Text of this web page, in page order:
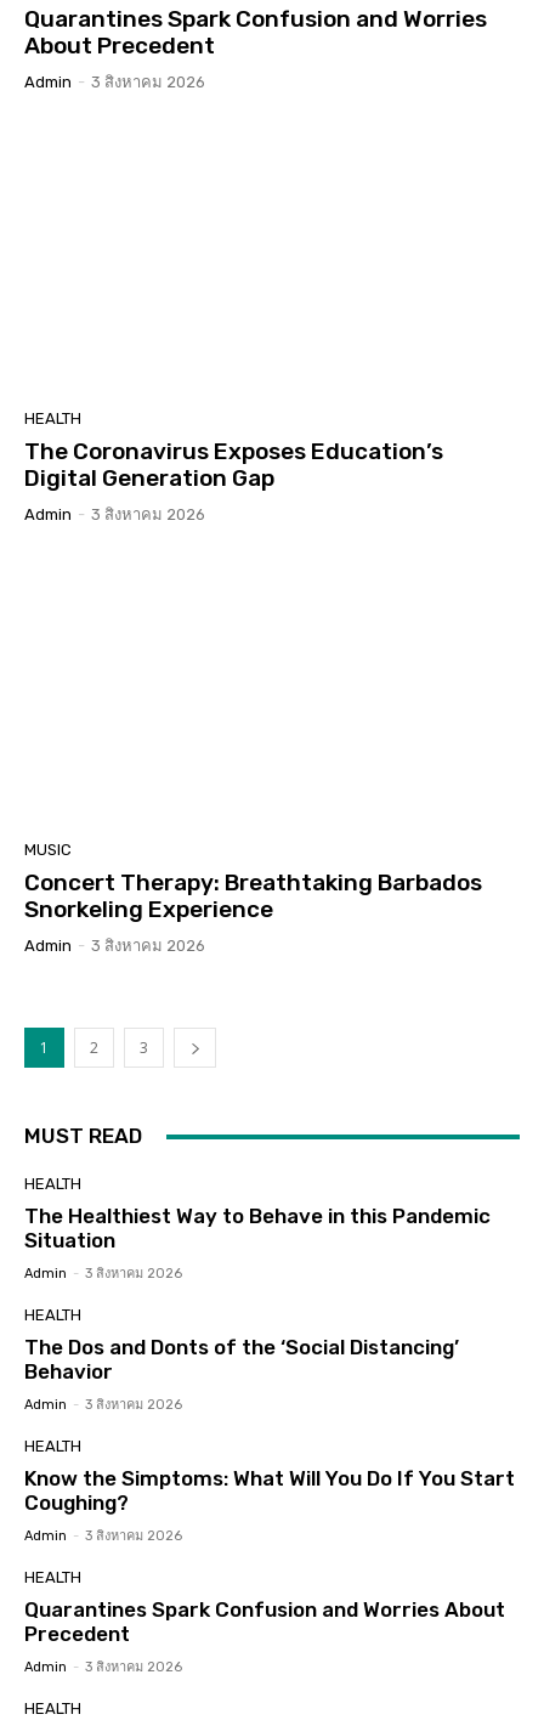
Quarantines Spark Confusion and Worries
About Precedent
Admin - 3 สิงหาคม 2026
HEALTH
The Coronavirus Exposes Education’s
Digital Generation Gap
Admin - 3 สิงหาคม 2026
MUSIC
Concert Therapy: Breathtaking Barbados
Snorkeling Experience
Admin - 3 สิงหาคม 2026
1 2 3
MUST READ
HEALTH
The Healthiest Way to Behave in this Pandemic
Situation
Admin - 3 สิงหาคม 2026
HEALTH
The Dos and Donts of the ‘Social Distancing’
Behavior
Admin - 3 สิงหาคม 2026
HEALTH
Know the Simptoms: What Will You Do If You Start
Coughing?
Admin - 3 สิงหาคม 2026
HEALTH
Quarantines Spark Confusion and Worries About
Precedent
Admin - 3 สิงหาคม 2026
HEALTH